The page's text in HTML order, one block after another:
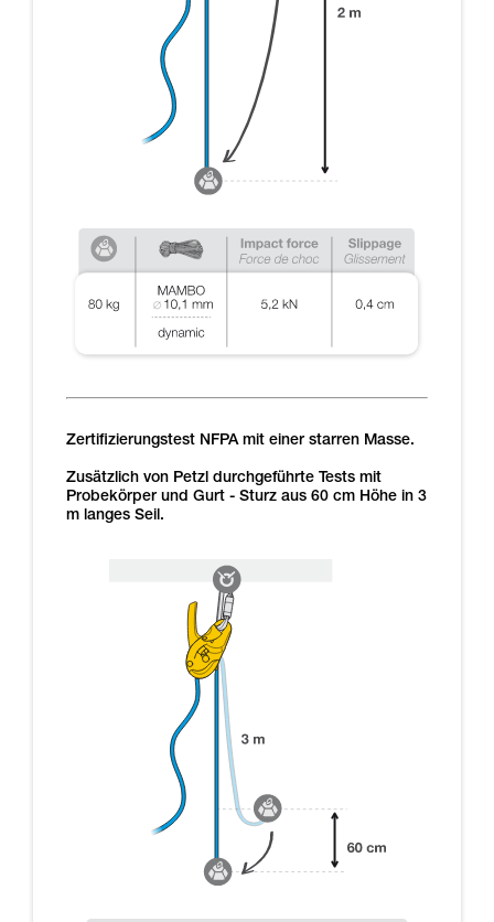
Zertifizierungstest NFPA mit einer starren Masse.
Zusätzlich von Petzl durchgeführte Tests mit
Probekörper und Gurt - Sturz aus 60 cm Höhe in 3
m langes Seil.